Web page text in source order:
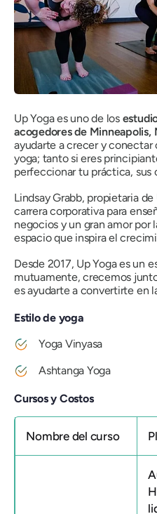
Up Yoga es uno de los
acogedores de Minneapolis,
ayudarte a crecer y
yoga; tanto si eres
perfeccionar tu práctica, sus
Lindsay Grabb, propietaria
carrera corporativa para
negocios y un gran amor por
espacio que inspira el
Desde 2017, Up Yoga es un
mutuamente, crecemos
es ayudarte a convertirte en
Estilo de yoga
Yoga Vinyasa
Ashtanga Yoga
Cursos y Costos
Nombre del curso